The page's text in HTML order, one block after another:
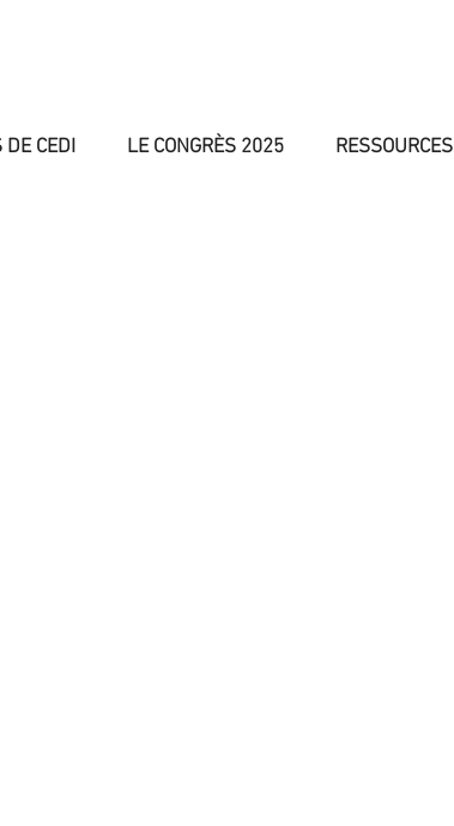
DE CEDI LE CONGRÈS 2025 RESSOURCES